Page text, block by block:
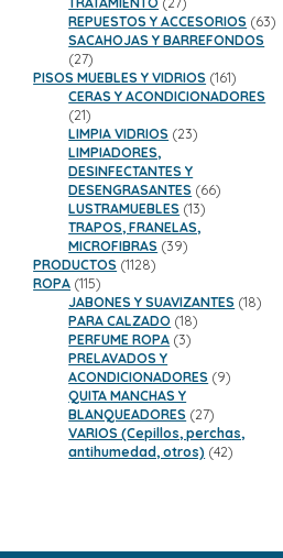
productos
REPUESTOS Y ACCESORIOS 6363
SACAHOJAS Y BARREFONDOS
2727
productos
PISOS MUEBLES Y VIDRIOS 161161
productos
CERAS Y ACONDICIONADORES
2121
productos
LIMPIA VIDRIOS 2323
LIMPIADORES,
DESINFECTANTES Y
DESENGRASANTES 6666
LUSTRAMUEBLES 1313
TRAPOS, FRANELAS,
MICROFIBRAS 3939
PRODUCTOS 11281128
ROPA 115115
productos
JABONES Y SUAVIZANTES 1818
PARA CALZADO 1818
PERFUME ROPA 33
PRELAVADOS Y
ACONDICIONADORES 99
QUITA MANCHAS Y
BLANQUEADORES 2727
productos
VARIOS (Cepillos, perchas,
antihumedad, otros) 4242